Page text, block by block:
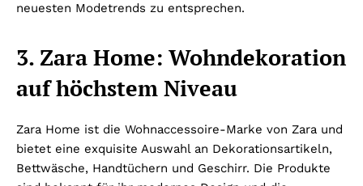
neuesten Modetrends zu entsprechen.
3. Zara Home: Wohndekoration
auf höchstem Niveau
Zara Home ist die Wohnaccessoire-Marke von Zara und
bietet eine exquisite Auswahl an Dekorationsartikeln,
Bettwäsche, Handtüchern und Geschirr. Die Produkte